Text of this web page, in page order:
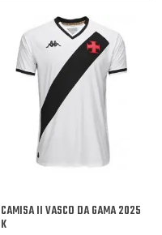
CAMISA II VASCO DA GAMA 2025
K